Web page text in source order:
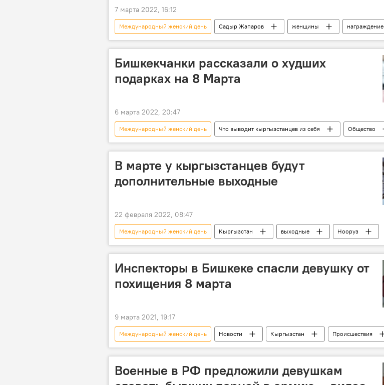
7 марта 2022, 16:12
Международный женский день Садыр Жапаров женщины
награждение
праздник
Бишкекчанки рассказали о худших
подарках на 8 Марта
6 марта 2022, 20:47
Международный женский день Что выводит кыргызстанцев из себя
Общество
Кыргызстан
В марте у кыргызстанцев будут
дополнительные выходные
22 февраля 2022, 08:47
Международный женский день Кыргызстан выходные Нооруз
Инспекторы в Бишкеке спасли девушку от
похищения 8 марта
9 марта 2021, 19:17
Международный женский день Новости Кыргызстан
Происшествия
Бишкек
инспектор похищение девушка задержание
Военные в РФ предложили девушкам